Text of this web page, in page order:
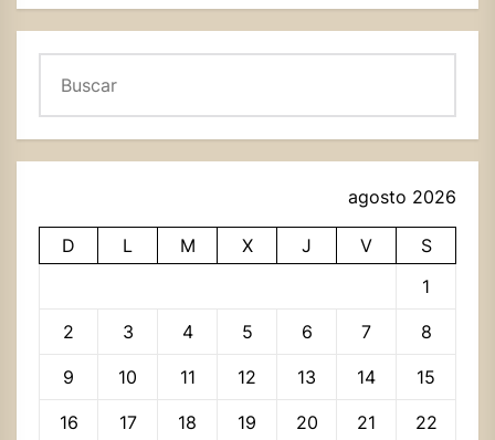
agosto 2026
D L M X J V
S
1
2 3 4 5 6 7 8
9 10 11 12 13 14 15
16 17 18 19 20 21 22